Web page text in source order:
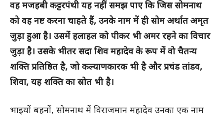
वह मजहबी कट्टरपंथी यह नहीं समझ पाए कि जिस सोमनाथ
को वह नष्ट करना चाहते हैं, उनके नाम में ही सोम अर्थात अमृत
जुड़ा हुआ है। उसमें हलाहल को पीकर भी अमर रहने का विचार
जुड़ा है। उसके भीतर सदा शिव महादेव के रूप में वो चैतन्य
शक्ति प्रतिष्ठित है, जो कल्याणकारक भी है और प्रचंड तांडव,
शिवा, यह शक्ति का स्रोत भी है।
भाइयों बहनों, सोमनाथ में विराजमान महादेव उनका एक नाम